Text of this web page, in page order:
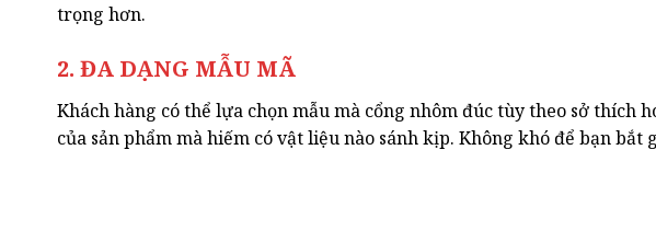
trọng hơn.
2. ĐA DẠNG MẪU MÃ
Khách hàng có thể lựa chọn mẫu mà cổng nhôm đúc tùy theo sở
của sản phẩm mà hiếm có vật liệu nào sánh kịp. Không khó để bạn